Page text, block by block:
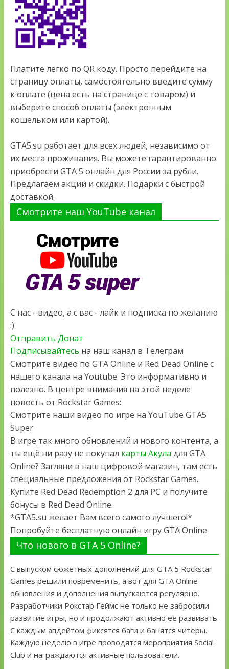
Платите легко по QR коду. Просто перейдите на
страницу оплаты, самостоятельно введите сумму
к оплате (цена есть на странице с товаром) и
выберите способ оплаты (электронным
кошельком или картой).
GTA5.su работает для всех людей, независимо от
их места проживания. Вы можете гарантированно
приобрести GTA 5 онлайн для России за рубли.
Предлагаем акции и скидки. Подарки с быстрой
доставкой.
Смотрите наш YouTube канал
С нас - видео, а с вас - лайк и подписка по желанию
:)
Отправить Донат
Подписывайтесь на наш канал в Телеграм
Смотрите видео по GTA Online и Red Dead Online с
нашего канала на Youtube. Это информативно и
полезно. В центре внимания на этой неделе
новость от Rockstar Games:
Смотрите наши видео по игре на YouTube GTA5
Super
В игре так много обновлений и нового контента, а
ты ещё ни разу не покупал карты Акула для GTA
Online? Загляни в наш цифровой магазин, там есть
специальные предложения от Rockstar Games.
Купите Red Dead Redemption 2 для PC и получите
бонусы в Red Dead Online.
*GTA5.su желает Вам всего самого лучшего!*
Попробуйте бесплатную онлайн игру GTA Online
Что нового в GTA 5 Online?
С выпуском сюжетных дополнений для GTA 5 Rockstar
Games решили повременить, а вот для GTA Online
обновления и дополнения выпускаются регулярно.
Разработчики Рокстар Геймс не только не забросили
развитие игры, но и продолжают активно её развивать.
С каждым апдейтом фиксятся баги и банятся читеры.
Каждую неделю в игре проводятся мероприятия Social
Club и награждаются активные пользователи.